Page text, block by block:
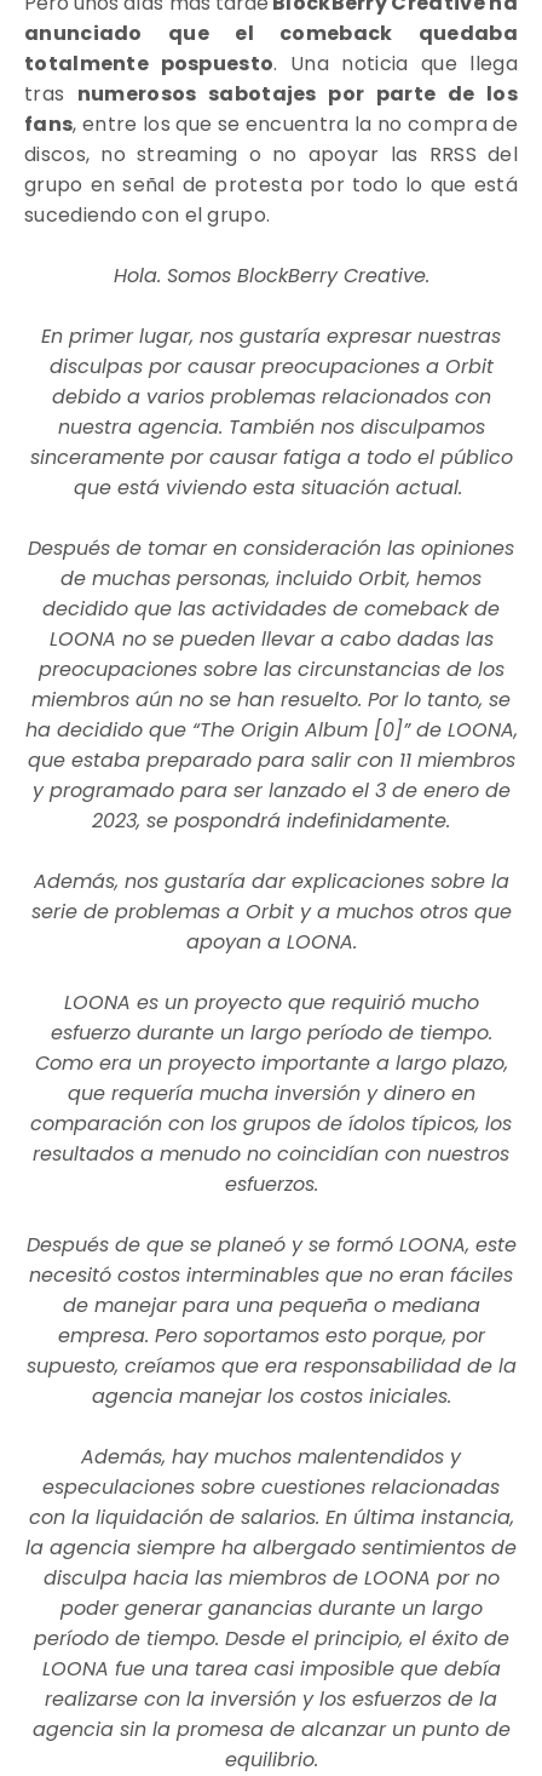
anunciado que el comeback quedaba
totalmente pospuesto. Una noticia que llega
tras numerosos sabotajes por parte de los
fans, entre los que se encuentra la no compra de
discos, no streaming o no apoyar las RRSS del
grupo en señal de protesta por todo lo que está
sucediendo con el grupo.
Hola. Somos BlockBerry Creative.
En primer lugar, nos gustaría expresar nuestras
disculpas por causar preocupaciones a Orbit
debido a varios problemas relacionados con
nuestra agencia. También nos disculpamos
sinceramente por causar fatiga a todo el público
que está viviendo esta situación actual.
Después de tomar en consideración las opiniones
de muchas personas, incluido Orbit, hemos
decidido que las actividades de comeback de
LOONA no se pueden llevar a cabo dadas las
preocupaciones sobre las circunstancias de los
miembros aún no se han resuelto. Por lo tanto, se
ha decidido que “The Origin Album [0]” de LOONA,
que estaba preparado para salir con 11 miembros
y programado para ser lanzado el 3 de enero de
2023, se pospondrá indefinidamente.
Además, nos gustaría dar explicaciones sobre la
serie de problemas a Orbit y a muchos otros que
apoyan a LOONA.
LOONA es un proyecto que requirió mucho
esfuerzo durante un largo período de tiempo.
Como era un proyecto importante a largo plazo,
que requería mucha inversión y dinero en
comparación con los grupos de ídolos típicos, los
resultados a menudo no coincidían con nuestros
esfuerzos.
Después de que se planeó y se formó LOONA, este
necesitó costos interminables que no eran fáciles
de manejar para una pequeña o mediana
empresa. Pero soportamos esto porque, por
supuesto, creíamos que era responsabilidad de la
agencia manejar los costos iniciales.
Además, hay muchos malentendidos y
especulaciones sobre cuestiones relacionadas
con la liquidación de salarios. En última instancia,
la agencia siempre ha albergado sentimientos de
disculpa hacia las miembros de LOONA por no
poder generar ganancias durante un largo
período de tiempo. Desde el principio, el éxito de
LOONA fue una tarea casi imposible que debía
realizarse con la inversión y los esfuerzos de la
agencia sin la promesa de alcanzar un punto de
equilibrio.